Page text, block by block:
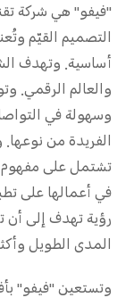
"فيفو" هي شركة
التصميم القيّم
أساسية. وتهدف
والعالم الرقمي.
وسهولة في
الفريدة من نوعها.
في أعمالها على
رؤية تهدف إلى أن
المدى الطويل
وتستعين "فيفو"